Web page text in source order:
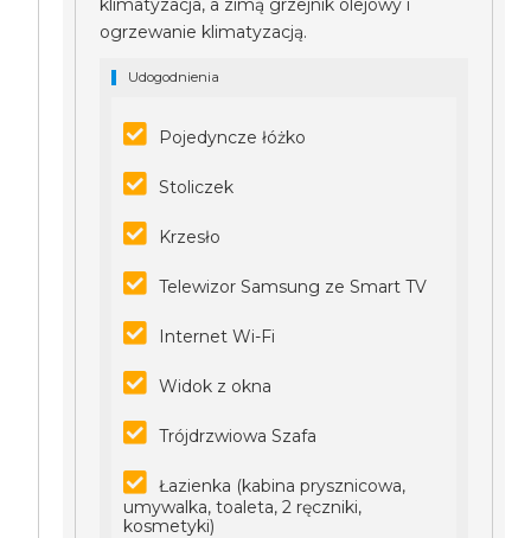
klimatyzacja, a zimą grzejnik olejowy i
ogrzewanie klimatyzacją.
Udogodnienia
Pojedyncze łóżko
Stoliczek
Krzesło
Telewizor Samsung ze Smart TV
Internet Wi-Fi
Widok z okna
Trójdrzwiowa Szafa
Łazienka (kabina prysznicowa,
umywalka, toaleta, 2 ręczniki,
kosmetyki)